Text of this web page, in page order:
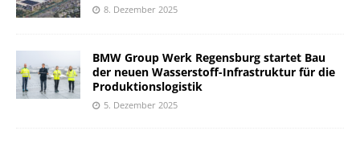
8. Dezember 2025
BMW Group Werk Regensburg startet Bau
der neuen Wasserstoff-Infrastruktur für die
Produktionslogistik
5. Dezember 2025